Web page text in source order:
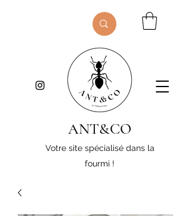
ANT&CO
Votre site spécialisé dans la
fourmi !